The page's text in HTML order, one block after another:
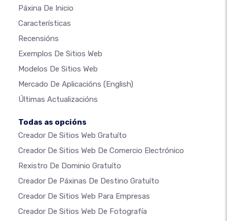
Páxina De Inicio
Características
Recensións
Exemplos De Sitios Web
Modelos De Sitios Web
Mercado De Aplicacións (English)
Últimas Actualizacións
Todas as opcións
Creador De Sitios Web Gratuíto
Creador De Sitios Web De Comercio Electrónico
Rexistro De Dominio Gratuíto
Creador De Páxinas De Destino Gratuíto
Creador De Sitios Web Para Empresas
Creador De Sitios Web De Fotografía